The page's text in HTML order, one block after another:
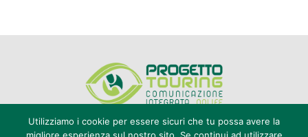
Utilizziamo i cookie per essere sicuri che tu possa avere la